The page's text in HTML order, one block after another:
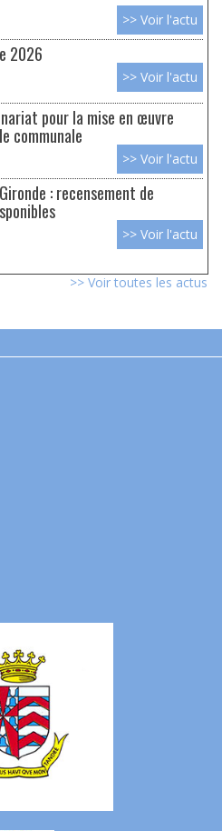
>> Voir l'actu
2026
>> Voir l'actu
pour la mise en œuvre
communale
>> Voir l'actu
: recensement de
>> Voir l'actu
>> Voir toutes les actus